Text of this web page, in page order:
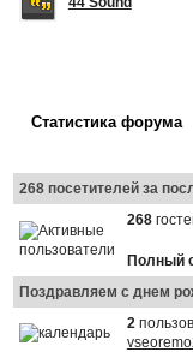
Статистика форума
268 посетителей за
268
Полный
Поздравляем с днем
2